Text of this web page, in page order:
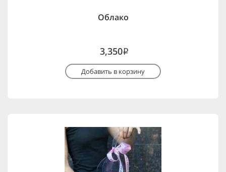
Облако
3,350i
Добавить в корзину